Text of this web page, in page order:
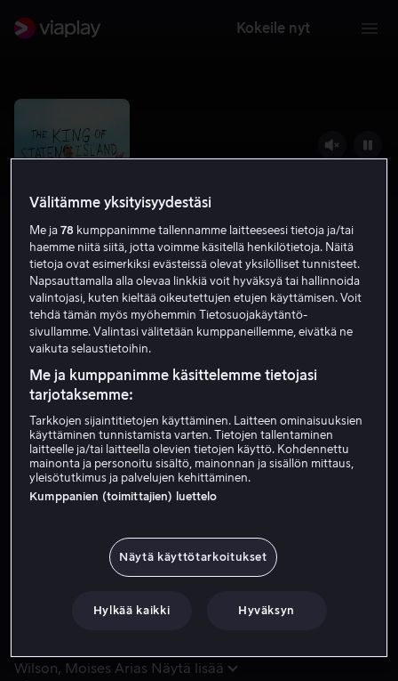
Kokeile nyt
The King of Staten Island
7.1 Draama Komedia
HD
Vuokraa 3,99 €
Osta 8,99 €
päivänsä polttaen pilveä ja unelmoiden tatuoijan
ammatista, kunnes hänen on viimein otettava
Wilson
Moises Arias Näytä lisää
Välitämme yksityisyydestäsi
Me ja78 kumppanimme tallennamme laitteeseesi tietoja ja/tai
haemme niitä siitä, jotta voimme käsitellä henkilötietoja. Näitä
tietoja ovat esimerkiksi evästeissä olevat yksilölliset tunnisteet.
Napsauttamalla alla olevaa linkkiä voit hyväksyä tai hallinnoida
valintojasi, kuten kieltää oikeutettujen etujen käyttämisen. Voit
tehdä tämän myös myöhemmin Tietosuojakäytäntö-
sivullamme. Valintasi välitetään kumppaneillemme, eivätkä ne
vaikuta selaustietoihin.
Me ja kumppanimme käsittelemme tietojasi
tarjotaksemme:
Tarkkojen sijaintitietojen käyttäminen. Laitteen ominaisuuksien
käyttäminen tunnistamista varten. Tietojen tallentaminen
laitteelle ja/tai laitteella olevien tietojen käyttö. Kohdennettu
mainonta ja personoitu sisältö, mainonnan ja sisällön mittaus,
yleisötutkimus ja palvelujen kehittäminen.
Kumppanien (toimittajien) luettelo
Näytä käyttötarkoitukset
Hylkää kaikki Hyväksyn